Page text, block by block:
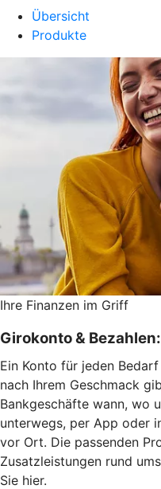
Übersicht
Produkte
Ihre Finanzen im Griff
Girokonto &
Ein Konto für jeden
nach Ihrem Geschmack
Bankgeschäfte wann, wo
unterwegs, per App oder
vor Ort. Die passenden
Zusatzleistungen rund
Sie hier.